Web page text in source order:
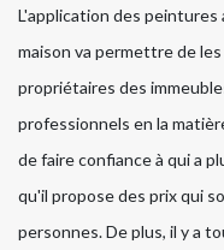
L'application des peintures
maison va permettre de
propriétaires des
professionnels en la
de faire confiance à qui a
qu'il propose des prix qui
personnes. De plus, il y a